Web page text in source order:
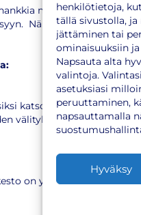
henkilötietoja,
tällä sivustolla,
jättäminen tai
ominaisuuksiin
Napsauta alta
valintoja.
asetuksiasi
peruuttaminen,
napsauttamalla
Hyväksy
muita rokotuksia.
Näistä löytyy
katsottuja ruoka-
välityksellä sekä
on yli neljä viikkoa